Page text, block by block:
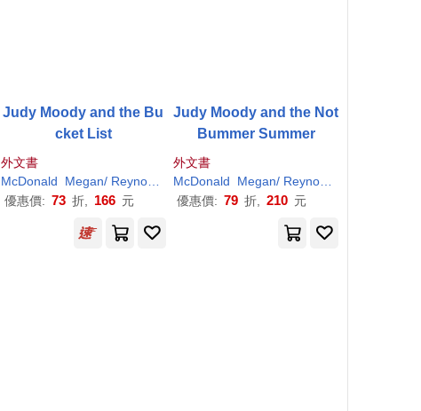
Peter H. (ILT)
Judy Moody and the Bu
cket List
外文書
McDonald
Megan/ Reynolds Peter H. (ILT)
優惠價: 73 折, 166 元
Judy Moody and the Not
Bummer Summer
外文書
McDonald
Megan/ Reynolds
優惠價: 79 折, 210 元